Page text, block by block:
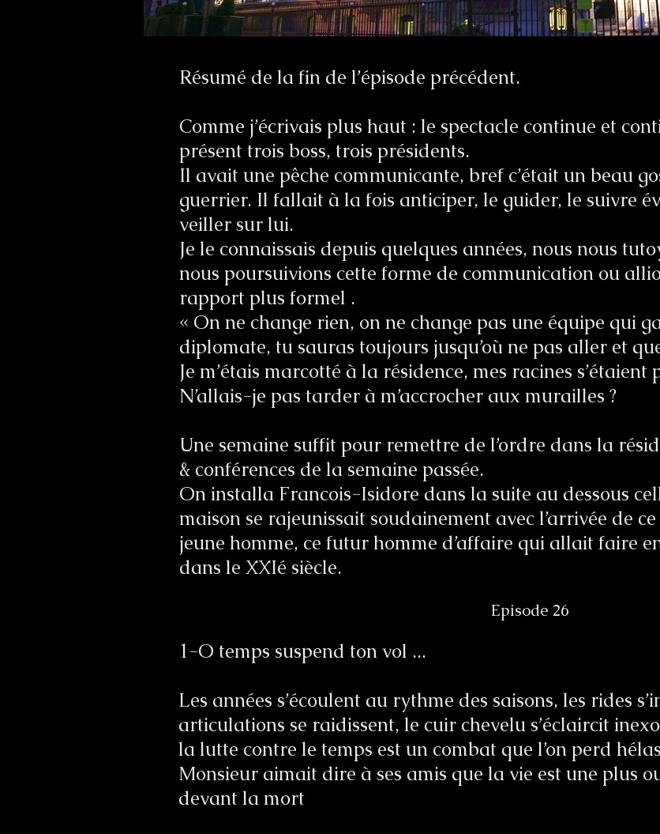
Résumé de la fin de l’épisode précédent.
Comme j’écrivais plus haut : le spectacle continue et
présent trois boss, trois présidents.
Il avait une pêche communicante, bref c’était un beau
guerrier. Il fallait à la fois anticiper, le guider, le suivre
veiller sur lui.
Je le connaissais depuis quelques années, nous nous
nous poursuivions cette forme de communication ou
rapport plus formel .
« On ne change rien, on ne change pas une équipe qui
diplomate, tu sauras toujours jusqu’où ne pas aller et
Je m’étais marcotté à la résidence, mes racines
N’allais-je pas tarder à m’accrocher aux murailles ?
Une semaine suffit pour remettre de l’ordre dans la
& conférences de la semaine passée.
On installa Francois-Isidore dans la suite au dessous
maison se rajeunissait soudainement avec l’arrivée de
jeune homme, ce futur homme d’affaire qui allait faire
dans le XXIé siècle.
Episode 26
1-O temps suspend ton vol ...
Les années s’écoulent au rythme des saisons, les rides
articulations se raidissent, le cuir chevelu s’éclaircit
la lutte contre le temps est un combat que l’on perd
Monsieur aimait dire à ses amis que la vie est une plus
devant la mort